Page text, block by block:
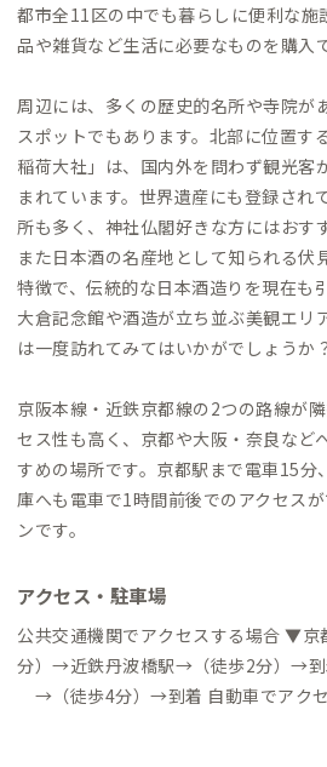
都市全11区の中でも暮らしに便利な施
品や雑貨など生活に必要なものを購入
周辺には、多くの歴史的名所や寺院が
スポットでもあります。北部に位置す
稲荷大社」は、国内外を問わず観光客
まれています。世界遺産にも登録され
所も多く、神社仏閣好きな方にはおす
また日本酒の名産地として知られる伏
特徴で、伝統的な日本酒造りを現在も
大倉記念館や酒造が立ち並ぶ美観エリ
は一度訪れてみてはいかがでしょうか？
京阪本線・近鉄京都線の2つの路線が
セス性も高く、京都や大阪・奈良など
すめの場所です。京都駅まで電車15分
庫へも電車で1時間前後でのアクセス
ンです。
アクセス・駐車場
公共交通機関でアクセスする場合 ▼
分）→近鉄丹波橋駅→（徒歩2分）→
→（徒歩4分）→到着 自動車でアクセスする場合 ▼京都駅か